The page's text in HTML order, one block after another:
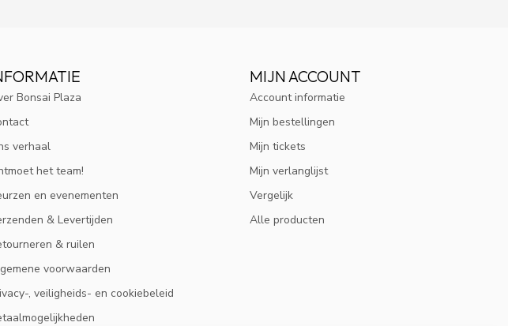
Bonsai Plaza
verhaal
het team!
en evenementen
& Levertijden
& ruilen
voorwaarden
, veiligheids- en cookiebeleid
MIJN ACCOUNT
Account informatie
Mijn bestellingen
Mijn tickets
Mijn verlanglijst
Vergelijk
Alle producten